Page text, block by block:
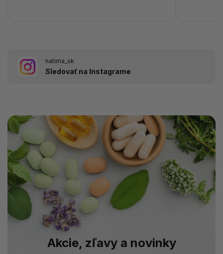
natima_sk
Sledovať na Instagrame
Akcie, zľavy a novinky